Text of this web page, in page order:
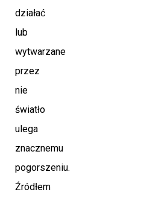
działać
lub
wytwarzane
przez
nie
światło
ulega
znacznemu
pogorszeniu.
Źródłem